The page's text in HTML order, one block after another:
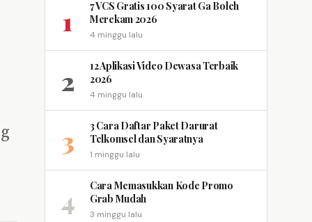
1
7 VCS Gratis 100 Syarat Ga Boleh
Merekam 2026
4 minggu lalu
2
12 Aplikasi Video Dewasa Terbaik
2026
4 minggu lalu
3
3 Cara Daftar Paket Darurat
Telkomsel dan Syaratnya
1 minggu lalu
4
Cara Memasukkan Kode Promo
Grab Mudah
3 minggu lalu